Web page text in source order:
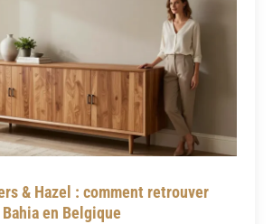
& Hazel : comment retrouver
en Belgique